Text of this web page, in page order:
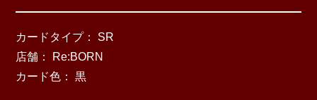
カードタイプ： SR
店舗： Re:BORN
カード色： 黒